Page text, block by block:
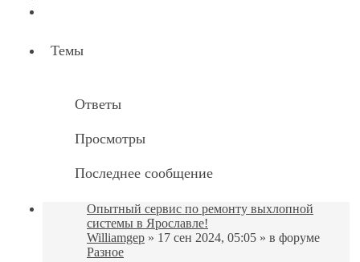
Темы
Ответы
Просмотры
Последнее сообщение
Опытный сервис по ремонту выхлопной
системы в Ярославле!
Williamgep » 17 сен 2024, 05:05 » в форуме
Разное